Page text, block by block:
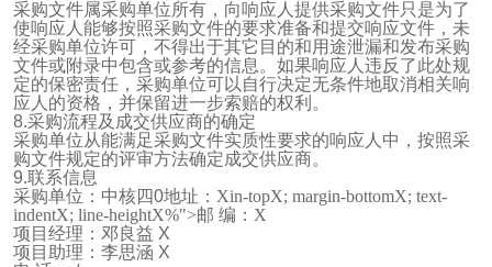
采购文件属采购单位所有，向响应人提供采购文件只是为了
使响应人能够按照采购文件的要求准备和提交响应文件，未
经采购单位许可，不得出于其它目的和用途泄漏和发布采购
文件或附录中包含或参考的信息。如果响应人违反了此处规
定的保密责任，采购单位可以自行决定无条件地取消相关响
应人的资格，并保留进一步索赔的权利。
8.采购流程及成交供应商的确定
采购单位从能满足采购文件实质性要求的响应人中，按照采
购文件规定的评审方法确定成交供应商。
9.联系信息
采购单位：中核四0地址：Xin-topX; margin-bottomX; text-
indentX; line-heightX%">邮 编： X
项目经理：邓良益 X
项目助理：李思涵 X